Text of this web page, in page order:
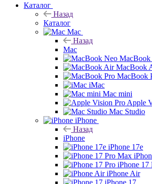
Каталог
Назад
Каталог
Mac
Назад
Mac
MacBook
MacBook
MacBook
iMac
Mac mini
Apple
Mac Studio
iPhone
Назад
iPhone
iPhone 17e
iPhone 17
iPhone Air
iPhone 17